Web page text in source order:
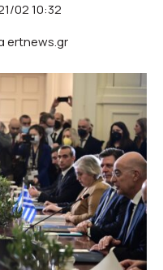
02 10:32
ertnews.gr